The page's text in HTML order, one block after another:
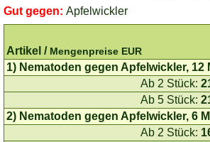
Gut gegen: Apfelwickler
Artikel / Mengenpreise EUR
1) Nematoden gegen Apfelwickler, 12
Ab 2 Stück:
Ab 5 Stück:
2) Nematoden gegen Apfelwickler, 6
Ab 2 Stück: